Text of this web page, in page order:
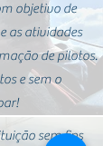
objetivo de
as atividades
de pilotos.
e sem o
sem fins